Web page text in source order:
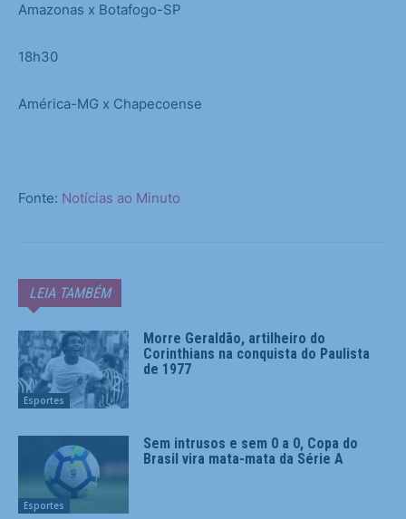
Amazonas x Botafogo-SP
18h30
América-MG x Chapecoense
Fonte: Notícias ao Minuto
LEIA TAMBÉM
Esportes
Morre Geraldão, artilheiro do
Corinthians na conquista do Paulista
de 1977
Esportes
Sem intrusos e sem 0 a 0, Copa do
Brasil vira mata-mata da Série A